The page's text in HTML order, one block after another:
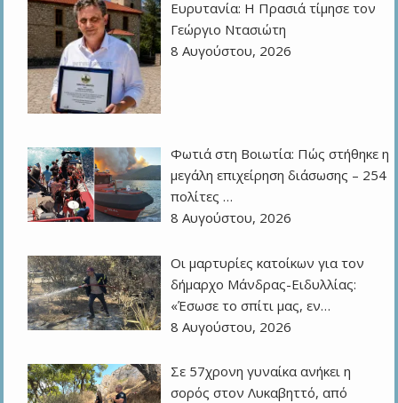
Ευρυτανία: Η Πρασιά τίμησε τον
Γεώργιο Ντασιώτη
8 Αυγούστου, 2026
Φωτιά στη Βοιωτία: Πώς στήθηκε η
μεγάλη επιχείρηση διάσωσης – 254
πολίτες …
8 Αυγούστου, 2026
Οι μαρτυρίες κατοίκων για τον
δήμαρχο Μάνδρας-Ειδυλλίας:
«Έσωσε το σπίτι μας, εν…
8 Αυγούστου, 2026
Σε 57χρονη γυναίκα ανήκει η
σορός στον Λυκαβηττό, από